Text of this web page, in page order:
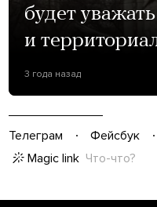
будет
и
3 года назад
Телеграм Фейсбук
Magic link Что-что?